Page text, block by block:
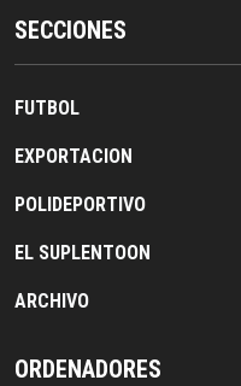
SECCIONES
FUTBOL
EXPORTACION
POLIDEPORTIVO
EL SUPLENTOON
ARCHIVO
ORDENADORES